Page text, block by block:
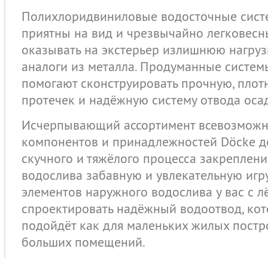
Полихлоридвиниловые водосточные
приятны на вид и чрезвычайно
оказывать на экстерьер излишнюю
аналоги из металла. Продуманные
помогают сконструировать прочную,
протечек и надёжную систему отвода
Исчерпывающий ассортимент
компонентов и принадлежностей Döcke
скучного и тяжёлого процесса
водослива забавную и увлекательную
элементов наружного водослива у вас с
спроектировать надёжный водоотвод,
подойдёт как для маленьких жилых
больших помещений.